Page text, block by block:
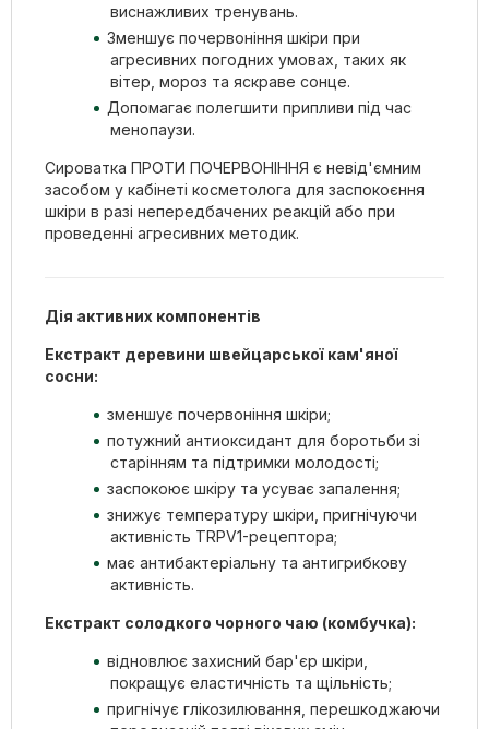
виснажливих тренувань.
Зменшує почервоніння шкіри при
агресивних погодних умовах, таких як
вітер, мороз та яскраве сонце.
Допомагає полегшити припливи під час
менопаузи.
Сироватка ПРОТИ ПОЧЕРВОНІННЯ є невід'ємним
засобом у кабінеті косметолога для заспокоєння
шкіри в разі непередбачених реакцій або при
проведенні агресивних методик.
Дія активних компонентів
Екстракт деревини швейцарської кам'яної
сосни:
зменшує почервоніння шкіри;
потужний антиоксидант для боротьби зі
старінням та підтримки молодості;
заспокоює шкіру та усуває запалення;
знижує температуру шкіри, пригнічуючи
активність TRPV1-рецептора;
має антибактеріальну та антигрибкову
активність.
Екстракт солодкого чорного чаю (комбучка):
відновлює захисний бар'єр шкіри,
покращує еластичність та щільність;
пригнічує глікозилювання, перешкоджаючи